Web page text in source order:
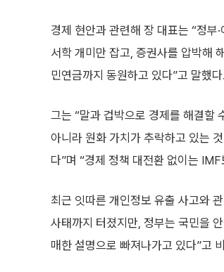
경제 현안과 관련해 장 대표는 “정부
서학 개미만 잡고, 증권사를 압박해
민연금까지 동원하고 있다”고 말했다.
그는 “말과 겁박으로 경제를 해결할
아니라 원화 가치가 추락하고 있는
다”며 “경제 정책 대전환 없이는
최근 잇따른 개인정보 유출 사고와
사태까지 터졌지만, 정부는 국민을
매한 설명으로 빠져나가고 있다”고